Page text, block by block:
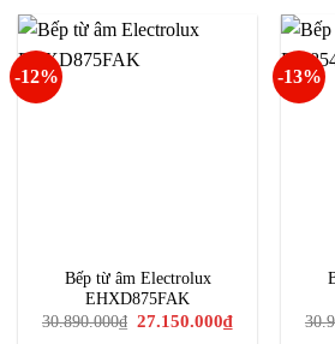
16.310.000₫.
-12%
Bếp từ âm Electrolux
EHXD875FAK
30.890.000₫
Giá
27.150.000₫Giá
hiện
-13%